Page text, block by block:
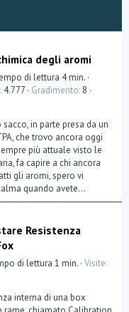
degli aromi
di lettura 4 min.
4.777 Gradimento 8
in parte presa da un
che trovo ancora oggi
più attuale visto le
fa capire a chi ancora
gli aromi, spero vi
quando avete...
Resistenza
di lettura 1 min. Visite
interna di una box